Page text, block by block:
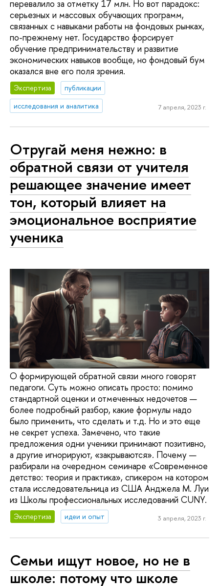
перевалило за отметку 17 млн. Но вот парадокс:
серьезных и массовых обучающих программ,
связанных с навыками работы на фондовых рынках,
по-прежнему нет. Государство форсирует
обучение предпринимательству и развитие
экономических навыков вообще, но фондовый бум
оказался вне его поля зрения.
Экспертиза
публикации
исследования и аналитика
7 апреля, 2023 г.
Отругай меня нежно: в
обратной связи от учителя
решающее значение имеет
тон, который влияет на
эмоциональное восприятие
ученика
О формирующей обратной связи много говорят
педагоги. Суть можно описать просто: помимо
стандартной оценки и отмеченных недочетов —
более подробный разбор, какие формулы надо
было применить, что сделать и т.д. Но и это еще
не секрет успеха. Замечено, что такие
предложения одни ученики принимают позитивно,
а другие игнорируют, «закрываются». Почему —
разбирали на очередном семинаре «Современное
детство: теория и практика», спикером на котором
стала исследовательница из США Анджела М. Луи
из Школы профессиональных исследований CUNY.
Экспертиза идеи и опыт 3 апреля, 2023 г.
Семьи ищут новое, но не в
школе: потому что школе